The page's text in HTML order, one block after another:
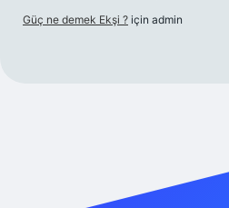
Güç ne demek Ekşi ? için admin